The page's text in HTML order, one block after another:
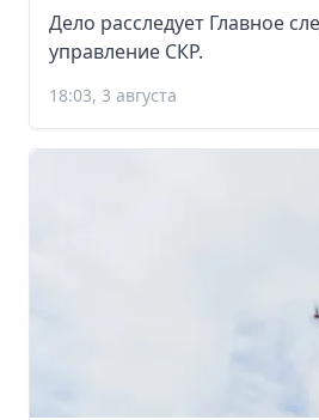
Дело расследует Главное
управление СКР.
18:03, 3 августа